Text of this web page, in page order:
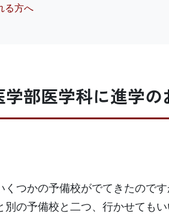
る方へ
学部医学科に進学
くつかの予備校がでてきたので
別の予備校と二つ、行かせても